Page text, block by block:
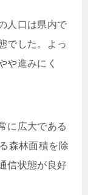
人口は県内で
でした。よっ
や進みにく
に広大である
森林面積を除
信状態が良好